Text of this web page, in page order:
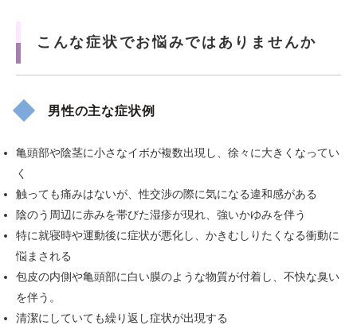
こんな症状でお悩みではありませんか
男性の主な症状例
亀頭部や陰茎に小さなイボが複数出現し、徐々に大きくなってい
く
触っても痛みはないが、性交渉の際に気になる違和感がある
陰のう周辺に赤みを帯びた湿疹が現れ、強いかゆみを伴う
特に就寝時や運動後に症状が悪化し、かきむしりたくなる衝動に
悩まされる
包皮の内側や亀頭部に白い膜のような物質が付着し、不快な臭い
を伴う。
清潔にしていても繰り返し症状が出現する